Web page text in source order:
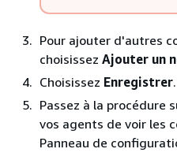
Pour ajouter d'autres
choisissez Ajouter un
Choisissez Enregistrer.
Passez à la procédure
vos agents de voir les
Panneau de